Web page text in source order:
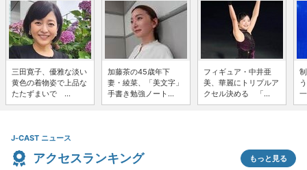
三田寛子、優雅な淡い
黄色の着物姿で上品な
たたずまいで ...
加藤茶の45歳年下
妻・綾菜、「美文字」
手書き勉強ノート...
フィギュア・中井亜
美、華麗にトリプルア
クセル決める 「...
J-CAST ニュース
アクセスランキング もっと見る